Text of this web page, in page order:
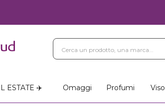
ESTATE ✈️ Omaggi Profumi Viso